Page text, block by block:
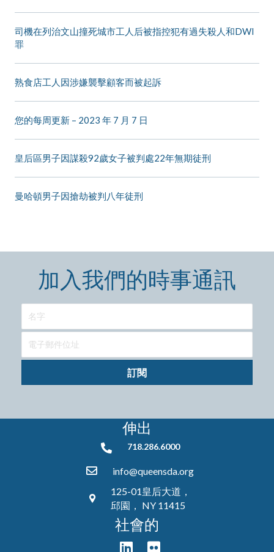
司機在列治文山撞死城市工人后被指控犯有過失殺人和DWI
罪
熟食店工人因涉嫌襲擊顧客而被起訴
您的每周更新 – 2023 年 7 月 7 日
皇后區男子因謀殺92歲女子被判處22年無期徒刑
曼哈頓男子因搶劫被判八年徒刑
加入我們的時事通訊
訂閱
伸出
718.286.6000718.286.6000
info@queensda.org
125-01皇后大道，
邱園， NY 11415
社會的